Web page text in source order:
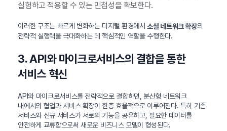
실험하고 적용할 수 있는 민첩성을 확보한다.
이러한 구조는 빠르게 변화하는 디지털 환경에서소셜 네트워크 확장의
전략적 실행력을 극대화하는 데 핵심적인 역할을 수행한다.
3. API와 마이크로서비스의 결합을 통한
서비스 혁신
API와 마이크로서비스를 전략적으로 결합하면, 분산형 네트워크
내에서의 협업과 서비스 확장이 한층 효율적으로 이루어진다. 특히 기존
서비스와 신규 서비스가 서로의 기능을 공유하고, 필요한 데이터를
안전하게 교류함으로써 새로운 비즈니스 모델이 형성된다.